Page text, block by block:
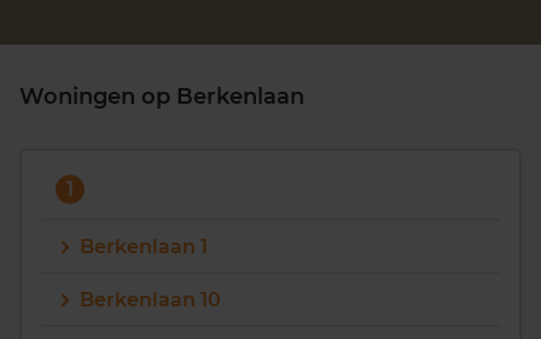
Woningen op Berkenlaan
1
Berkenlaan 1
Berkenlaan 10